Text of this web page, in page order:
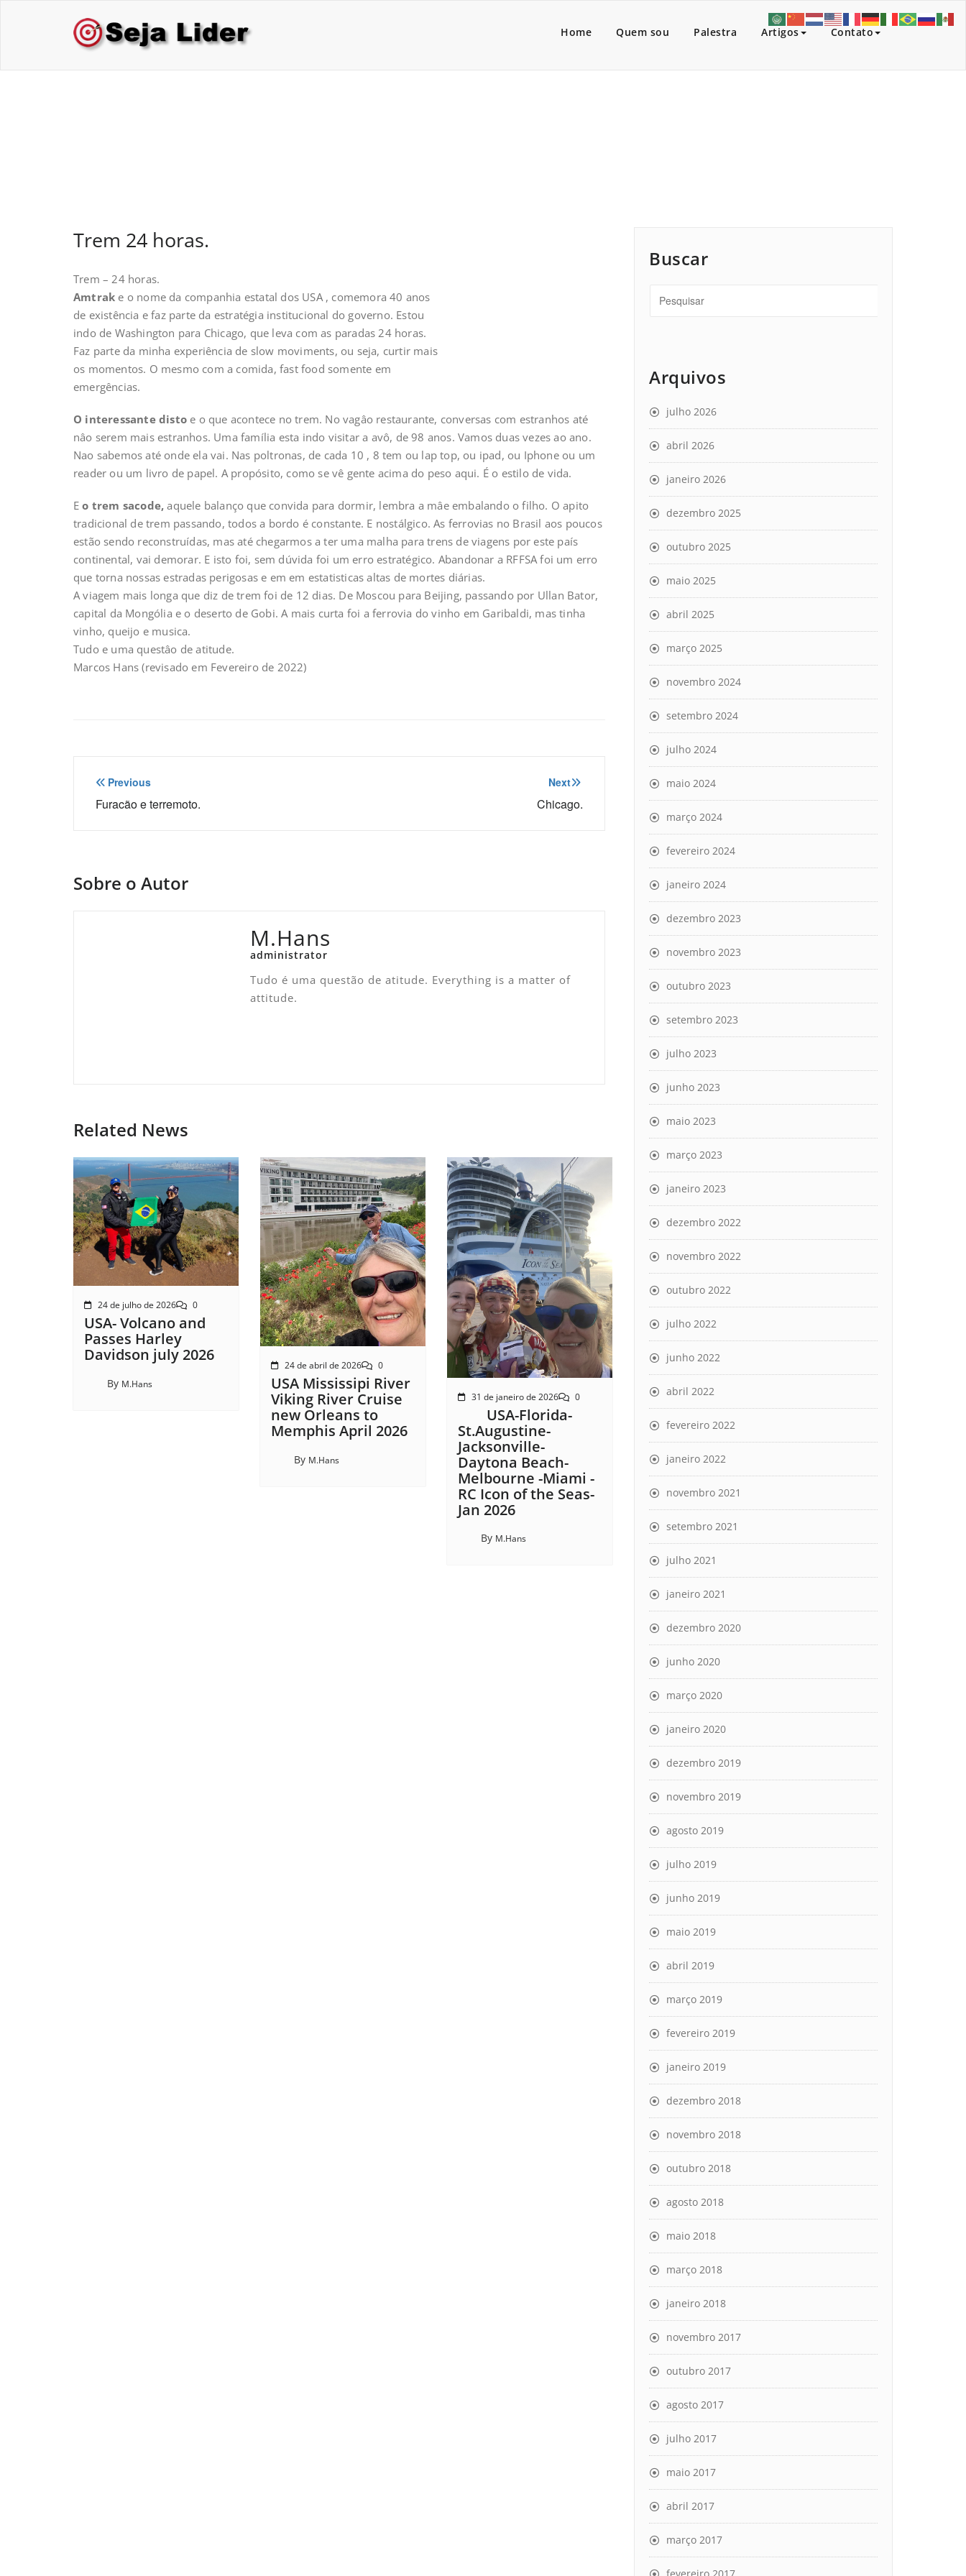
Home Quem sou Palestra Artigos Contato
Trem 24 horas.
Trem – 24 horas.
Amtrak e o nome da companhia estatal dos USA , comemora 40 anos
de existência e faz parte da estratégia institucional do governo. Estou
indo de Washington para Chicago, que leva com as paradas 24 horas.
Faz parte da minha experiência de slow moviments, ou seja, curtir mais
os momentos. O mesmo com a comida, fast food somente em
emergências.
O interessante disto e o que acontece no trem. No vagâo restaurante, conversas com estranhos até
nâo serem mais estranhos. Uma família esta indo visitar a avô, de 98 anos. Vamos duas vezes ao ano.
Nao sabemos até onde ela vai. Nas poltronas, de cada 10 , 8 tem ou lap top, ou ipad, ou Iphone ou um
reader ou um livro de papel. A propósito, como se vê gente acima do peso aqui. É o estilo de vida.
Eo trem sacode, aquele balanço que convida para dormir, lembra a mâe embalando o filho. O apito
tradicional de trem passando, todos a bordo é constante. E nostálgico. As ferrovias no Brasil aos poucos
estão sendo reconstruídas, mas até chegarmos a ter uma malha para trens de viagens por este país
continental, vai demorar. E isto foi, sem dúvida foi um erro estratégico. Abandonar a RFFSA foi um erro
que torna nossas estradas perigosas e em em estatisticas altas de mortes diárias.
A viagem mais longa que diz de trem foi de 12 dias. De Moscou para Beijing, passando por Ullan Bator,
capital da Mongólia e o deserto de Gobi. A mais curta foi a ferrovia do vinho em Garibaldi, mas tinha
vinho, queijo e musica.
Tudo e uma questâo de atitude.
Marcos Hans (revisado em Fevereiro de 2022)
Navegação
de
Previous
Furacão e terremoto.
Next
Chicago.
Sobre o Autor
M.Hans
administrator
Tudo é uma questão de atitude. Everything is a matter of
attitude.
Related News
24 de julho de 2026 0
USA- Volcano and
Passes Harley
Davidson july 2026
By M.Hans
24 de abril de 2026 0
USA Mississipi River
Viking River Cruise
new Orleans to
Memphis April 2026
By M.Hans
31 de janeiro de 2026 0
USA-Florida-
St.Augustine-
Jacksonville-
Daytona Beach-
Melbourne -Miami -
RC Icon of the Seas-
Jan 2026
By M.Hans
Buscar
Arquivos
julho 2026
abril 2026
janeiro 2026
dezembro 2025
outubro 2025
maio 2025
abril 2025
março 2025
novembro 2024
setembro 2024
julho 2024
maio 2024
março 2024
fevereiro 2024
janeiro 2024
dezembro 2023
novembro 2023
outubro 2023
setembro 2023
julho 2023
junho 2023
maio 2023
março 2023
janeiro 2023
dezembro 2022
novembro 2022
outubro 2022
julho 2022
junho 2022
abril 2022
fevereiro 2022
janeiro 2022
novembro 2021
setembro 2021
julho 2021
janeiro 2021
dezembro 2020
junho 2020
março 2020
janeiro 2020
dezembro 2019
novembro 2019
agosto 2019
julho 2019
junho 2019
maio 2019
abril 2019
março 2019
fevereiro 2019
janeiro 2019
dezembro 2018
novembro 2018
outubro 2018
agosto 2018
maio 2018
março 2018
janeiro 2018
novembro 2017
outubro 2017
agosto 2017
julho 2017
maio 2017
abril 2017
março 2017